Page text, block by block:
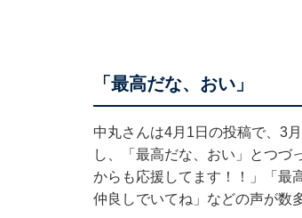
「最高だな、おい」
中丸さんは4月1日の投稿で、3
し、「最高だな、おい」とつづ
からも応援してます！！」「最
仲良しでいてね」などの声が数